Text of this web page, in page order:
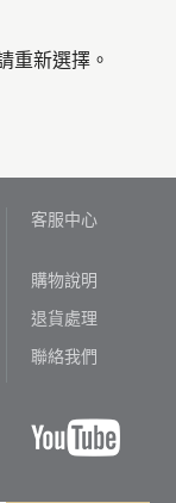
重新選擇。
客服中心
購物說明
退貨處理
聯絡我們